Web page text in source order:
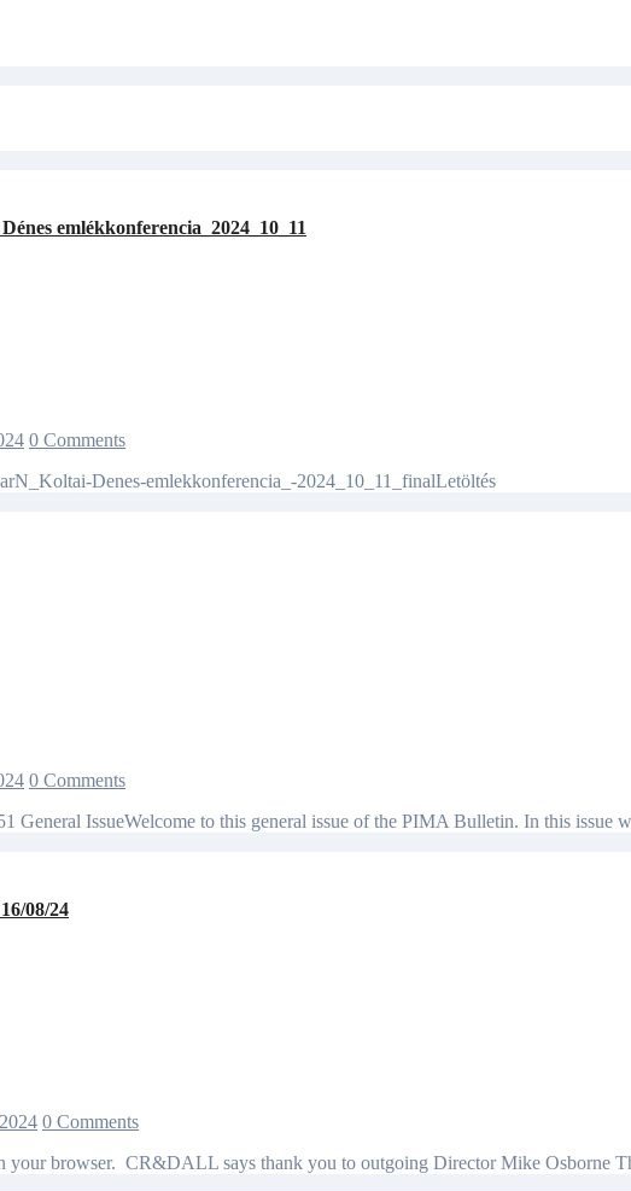
emlékkonferencia_2024_10_11
0 Comments
Denes-emlekkonferencia_-2024_10_11_finalLetöltés
0 Comments
General IssueWelcome to this general issue of the PIMA Bulletin. In this
08/24
0 Comments
your browser. CR&DALL says thank you to outgoing Director Mike Osborne